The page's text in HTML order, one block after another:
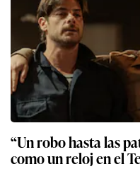
“Un robo hasta las
como un reloj en el